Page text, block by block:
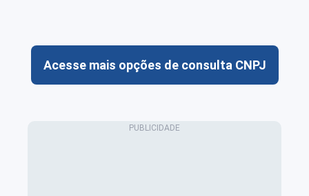
Acesse mais opções de consulta CNPJ